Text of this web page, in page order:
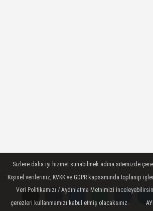
Sizlere daha iyi hizmet sunabilmek adına sitemizde
Kişisel verileriniz, KVKK ve GDPR kapsamında toplanıp
Veri Politikamızı / Aydınlatma Metnimizi
çerezleri kullanmamızı kabul etmiş olacaksınız.